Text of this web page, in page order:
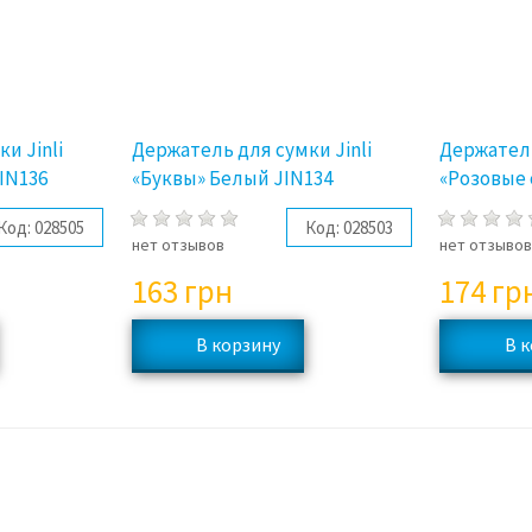
Jinli
028505
Держатель для сумки Jinli
«Буквы» Белый JIN134
нет отзывов
Код: 028503
163 грн
«Розовые
нет отзывов
174